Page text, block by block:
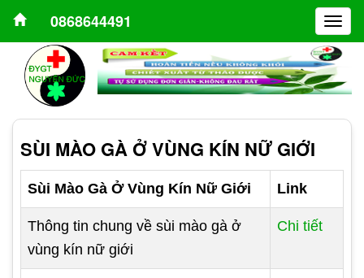
0868644491
SÙI MÀO GÀ Ở VÙNG KÍN NỮ GIỚI
Sùi Mào Gà Ở Vùng Kín Nữ Giới Link
Thông tin chung về sùi mào gà ở
vùng kín nữ giới
Chi tiết